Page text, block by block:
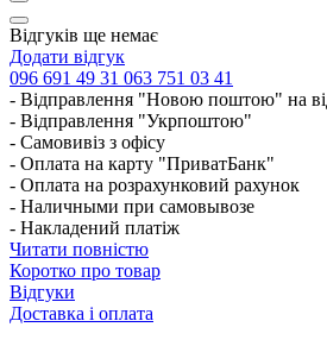
Відгуків ще немає
Додати відгук
096 691 49 31 063 751 03 41
- Відправлення "Новою поштою" на
- Відправлення "Укрпоштою"
- Самовивіз з офісу
- Оплата на карту "ПриватБанк"
- Оплата на розрахунковий рахунок
- Наличными при самовывозе
- Накладений платіж
Читати повністю
Коротко про товар
Відгуки
Доставка і оплата